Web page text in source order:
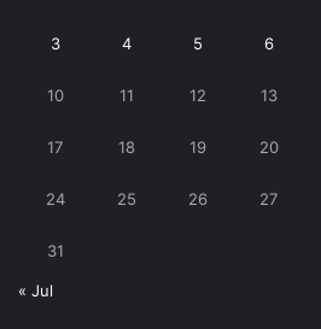
3 4 5 6
10 11 12 13
17 18 19 20
24 25 26 27
31
« Jul